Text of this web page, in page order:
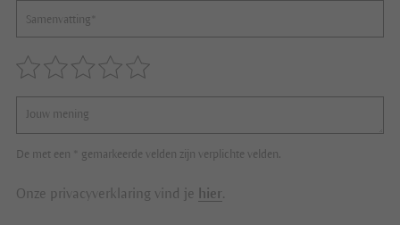
De met een * gemarkeerde velden zijn verplichte velden.
Onze privacyverklaring vind je hier.